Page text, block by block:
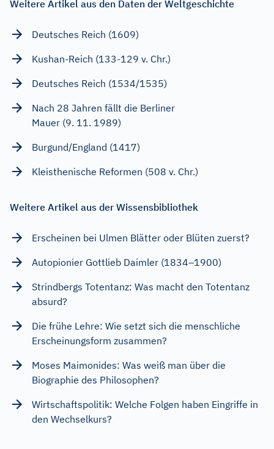
Weitere Artikel aus den Daten der Weltgeschichte
Deutsches Reich (1609)
Kushan-Reich (133-129 v. Chr.)
Deutsches Reich (1534/1535)
Nach 28 Jahren fällt die Berliner
Mauer (9. 11. 1989)
Burgund/England (1417)
Kleisthenische Reformen (508 v. Chr.)
Weitere Artikel aus der Wissensbibliothek
Erscheinen bei Ulmen Blätter oder Blüten zuerst?
Autopionier Gottlieb Daimler (1834–1900)
Strindbergs Totentanz: Was macht den Totentanz
absurd?
Die frühe Lehre: Wie setzt sich die menschliche
Erscheinungsform zusammen?
Moses Maimonides: Was weiß man über die
Biographie des Philosophen?
Wirtschaftspolitik: Welche Folgen haben Eingriffe in
den Wechselkurs?